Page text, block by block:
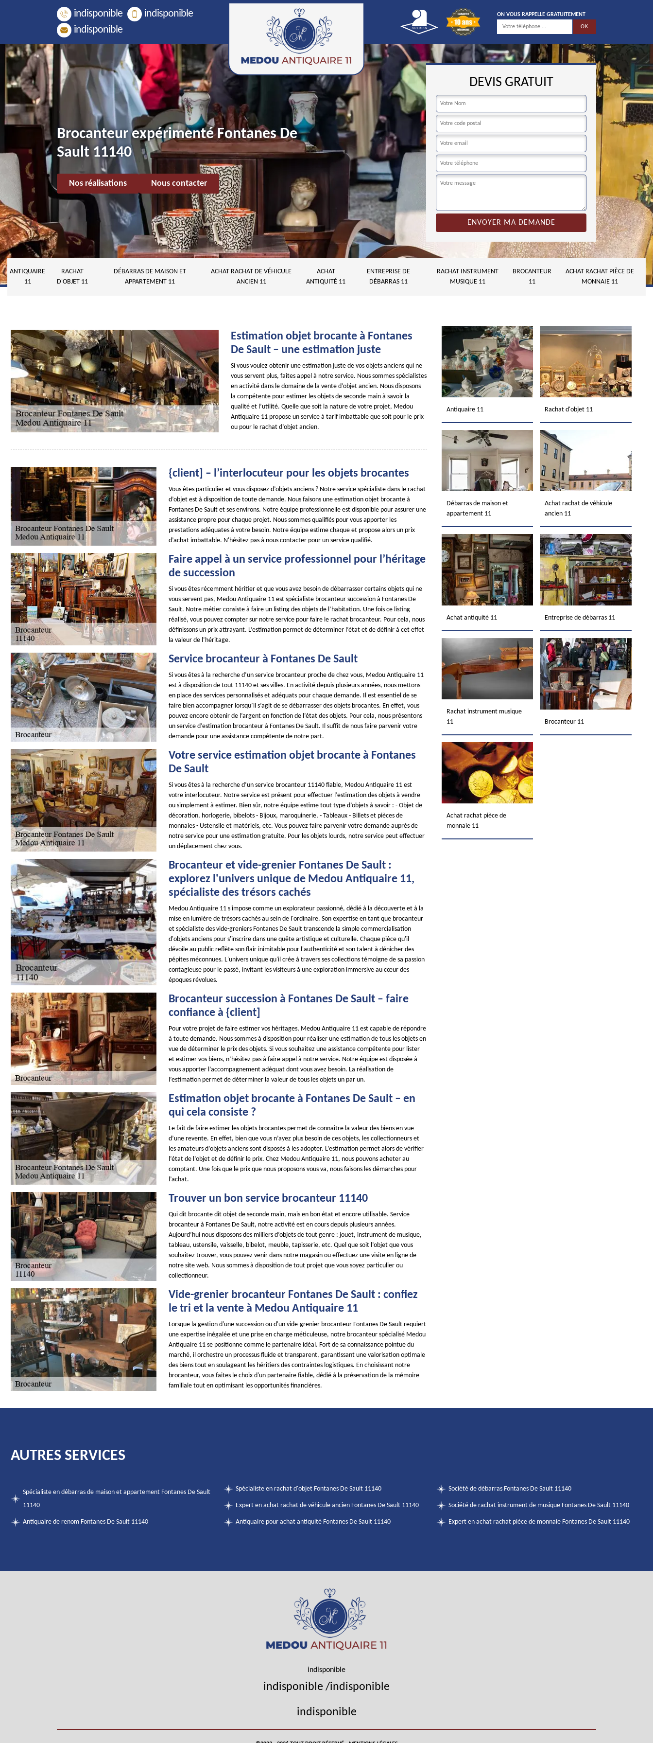
indisponible
indisponible
indisponible
ON VOUS RAPPELLE GRATUITEMENT
Brocanteur expérimenté Fontanes De
Sault 11140
Nos réalisations Nous contacter
DEVIS GRATUIT
ANTIQUAIRE
11
RACHAT
D'OBJET 11
DÉBARRAS DE MAISON ET
APPARTEMENT 11
ACHAT RACHAT DE VÉHICULE
ANCIEN 11
ACHAT
ANTIQUITÉ 11
ENTREPRISE DE
DÉBARRAS 11
RACHAT INSTRUMENT
MUSIQUE 11
BROCANTEUR
11
ACHAT RACHAT PIÈCE DE
MONNAIE 11
Estimation objet brocante à Fontanes
De Sault – une estimation juste
Si vous voulez obtenir une estimation juste de vos objets anciens qui ne
vous servent plus, faites appel à notre service. Nous sommes spécialistes
en activité dans le domaine de la vente d’objet ancien. Nous disposons
la compétente pour estimer les objets de seconde main à savoir la
qualité et l’utilité. Quelle que soit la nature de votre projet, Medou
Antiquaire 11 propose un service à tarif imbattable que soit pour le prix
ou pour le rachat d’objet ancien.
{client] – l’interlocuteur pour les objets brocantes
Vous êtes particulier et vous disposez d’objets anciens ? Notre service spécialiste dans le rachat
d’objet est à disposition de toute demande. Nous faisons une estimation objet brocante à
Fontanes De Sault et ses environs. Notre équipe professionnelle est disponible pour assurer une
assistance propre pour chaque projet. Nous sommes qualifiés pour vous apporter les
prestations adéquates à votre besoin. Notre équipe estime chaque et propose alors un prix
d’achat imbattable. N'hésitez pas à nous contacter pour un service qualifié.
Faire appel à un service professionnel pour l’héritage
de succession
Si vous êtes récemment héritier et que vous avez besoin de débarrasser certains objets qui ne
vous servent pas, Medou Antiquaire 11 est spécialiste brocanteur succession à Fontanes De
Sault. Notre métier consiste à faire un listing des objets de l’habitation. Une fois ce listing
réalisé, vous pouvez compter sur notre service pour faire le rachat brocanteur. Pour cela, nous
définissons un prix attrayant. L’estimation permet de déterminer l’état et de définir à cet effet
la valeur de l’héritage.
Service brocanteur à Fontanes De Sault
Si vous êtes à la recherche d’un service brocanteur proche de chez vous, Medou Antiquaire 11
est à disposition de tout 11140 et ses villes. En activité depuis plusieurs années, nous mettons
en place des services personnalisés et adéquats pour chaque demande. Il est essentiel de se
faire bien accompagner lorsqu’il s’agit de se débarrasser des objets brocantes. En effet, vous
pouvez encore obtenir de l’argent en fonction de l’état des objets. Pour cela, nous présentons
un service d’estimation brocanteur à Fontanes De Sault. Il suffit de nous faire parvenir votre
demande pour une assistance compétente de notre part.
Votre service estimation objet brocante à Fontanes
De Sault
Si vous êtes à la recherche d’un service brocanteur 11140 fiable, Medou Antiquaire 11 est
votre interlocuteur. Notre service est présent pour effectuer l’estimation des objets à vendre
ou simplement à estimer. Bien sûr, notre équipe estime tout type d’objets à savoir : - Objet de
décoration, horlogerie, bibelots - Bijoux, maroquinerie, - Tableaux - Billets et pièces de
monnaies - Ustensile et matériels, etc. Vous pouvez faire parvenir votre demande auprès de
notre service pour une estimation gratuite. Pour les objets lourds, notre service peut effectuer
un déplacement chez vous.
Brocanteur et vide-grenier Fontanes De Sault :
explorez l'univers unique de Medou Antiquaire 11,
spécialiste des trésors cachés
Medou Antiquaire 11 s'impose comme un explorateur passionné, dédié à la découverte et à la
mise en lumière de trésors cachés au sein de l'ordinaire. Son expertise en tant que brocanteur
et spécialiste des vide-greniers Fontanes De Sault transcende la simple commercialisation
d'objets anciens pour s'inscrire dans une quête artistique et culturelle. Chaque pièce qu'il
dévoile au public reflète son flair inimitable pour l'authenticité et son talent à dénicher des
pépites méconnues. L'univers unique qu'il crée à travers ses collections témoigne de sa passion
contagieuse pour le passé, invitant les visiteurs à une exploration immersive au cœur des
époques révolues.
Brocanteur succession à Fontanes De Sault – faire
confiance à {client]
Pour votre projet de faire estimer vos héritages, Medou Antiquaire 11 est capable de répondre
à toute demande. Nous sommes à disposition pour réaliser une estimation de tous les objets en
vue de déterminer le prix des objets. Si vous souhaitez une assistance compétente pour lister
et estimer vos biens, n’hésitez pas à faire appel à notre service. Notre équipe est disposée à
vous apporter l’accompagnement adéquat dont vous avez besoin. La réalisation de
l’estimation permet de déterminer la valeur de tous les objets un par un.
Estimation objet brocante à Fontanes De Sault – en
qui cela consiste ?
Le fait de faire estimer les objets brocantes permet de connaître la valeur des biens en vue
d’une revente. En effet, bien que vous n’ayez plus besoin de ces objets, les collectionneurs et
les amateurs d’objets anciens sont disposés à les adopter. L’estimation permet alors de vérifier
l’état de l’objet et de définir le prix. Chez Medou Antiquaire 11, nous pouvons acheter au
comptant. Une fois que le prix que nous proposons vous va, nous faisons les démarches pour
l’achat.
Trouver un bon service brocanteur 11140
Qui dit brocante dit objet de seconde main, mais en bon état et encore utilisable. Service
brocanteur à Fontanes De Sault, notre activité est en cours depuis plusieurs années.
Aujourd’hui nous disposons des milliers d’objets de tout genre : jouet, instrument de musique,
tableau, ustensile, vaisselle, bibelot, meuble, tapisserie, etc. Quel que soit l’objet que vous
souhaitez trouver, vous pouvez venir dans notre magasin ou effectuez une visite en ligne de
notre site web. Nous sommes à disposition de tout projet que vous soyez particulier ou
collectionneur.
Vide-grenier brocanteur Fontanes De Sault : confiez
le tri et la vente à Medou Antiquaire 11
Lorsque la gestion d'une succession ou d'un vide-grenier brocanteur Fontanes De Sault requiert
une expertise inégalée et une prise en charge méticuleuse, notre brocanteur spécialisé Medou
Antiquaire 11 se positionne comme le partenaire idéal. Fort de sa connaissance pointue du
marché, il orchestre un processus fluide et transparent, garantissant une valorisation optimale
des biens tout en soulageant les héritiers des contraintes logistiques. En choisissant notre
brocanteur, vous faites le choix d'un partenaire fiable, dédié à la préservation de la mémoire
familiale tout en optimisant les opportunités financières.
Antiquaire 11 Rachat d'objet 11
Débarras de maison et
appartement 11
Achat rachat de véhicule
ancien 11
Achat antiquité 11 Entreprise de débarras 11
Rachat instrument musique
11
Brocanteur 11
Achat rachat pièce de
monnaie 11
AUTRES SERVICES
Spécialiste en débarras de maison et appartement Fontanes De Sault
11140
Antiquaire de renom Fontanes De Sault 11140
Spécialiste en rachat d'objet Fontanes De Sault 11140
Expert en achat rachat de véhicule ancien Fontanes De Sault 11140
Antiquaire pour achat antiquité Fontanes De Sault 11140
Société de débarras Fontanes De Sault 11140
Société de rachat instrument de musique Fontanes De Sault 11140
Expert en achat rachat pièce de monnaie Fontanes De Sault 11140
indisponible
indisponible /indisponible
indisponible